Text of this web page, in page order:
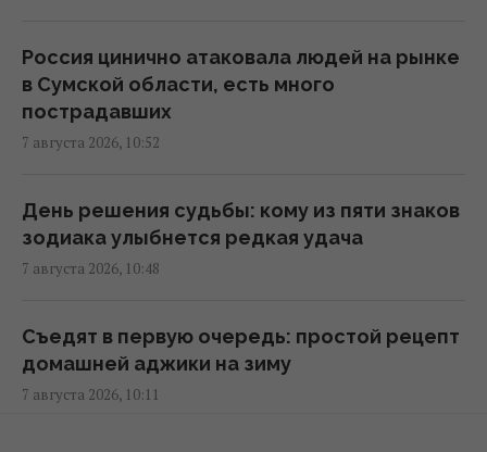
Дантес показался с новой возлюбленной
(фото)
11:05 пятница, 07 августа 2026
Жирная цель: в Крыму уничтожен
российский комплекс за $15 млн (видео)
11:00 пятница, 07 августа 2026
Адвокат поставил под сомнение
беспристрастность антикоррупционной
вертикали в деле Галущенко
Россия цинично атаковала людей на рынке
в Сумской области, есть много
пострадавших
7 августа 2026, 10:52
День решения судьбы: кому из пяти знаков
зодиака улыбнется редкая удача
7 августа 2026, 10:48
Съедят в первую очередь: простой рецепт
домашней аджики на зиму
7 августа 2026, 10:11